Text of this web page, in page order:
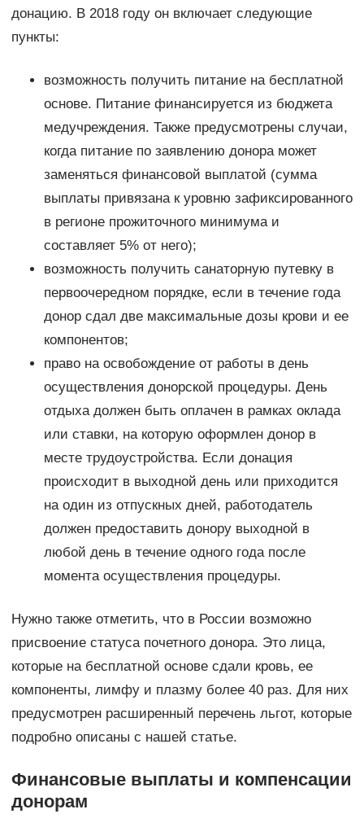
донацию. В 2018 году он включает следующие
пункты:
возможность получить питание на бесплатной
основе. Питание финансируется из бюджета
медучреждения. Также предусмотрены случаи,
когда питание по заявлению донора может
заменяться финансовой выплатой (сумма
выплаты привязана к уровню зафиксированного
в регионе прожиточного минимума и
составляет 5% от него);
возможность получить санаторную путевку в
первоочередном порядке, если в течение года
донор сдал две максимальные дозы крови и ее
компонентов;
право на освобождение от работы в день
осуществления донорской процедуры. День
отдыха должен быть оплачен в рамках оклада
или ставки, на которую оформлен донор в
месте трудоустройства. Если донация
происходит в выходной день или приходится
на один из отпускных дней, работодатель
должен предоставить донору выходной в
любой день в течение одного года после
момента осуществления процедуры.
Нужно также отметить, что в России возможно
присвоение статуса почетного донора. Это лица,
которые на бесплатной основе сдали кровь, ее
компоненты, лимфу и плазму более 40 раз. Для них
предусмотрен расширенный перечень льгот, которые
подробно описаны с нашей статье.
Финансовые выплаты и компенсации
донорам